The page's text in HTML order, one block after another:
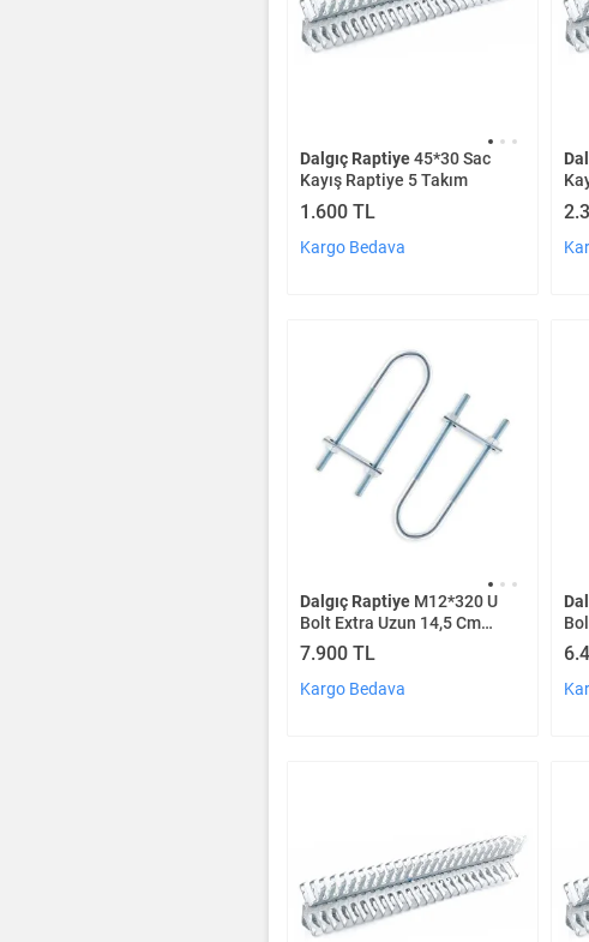
Dalgıç Raptiye45*30 Sac
Kayış Raptiye 5 Takım
1.600 TL
Kargo Bedava
Dalgıç Raptiye M12*320 U
Bolt Extra Uzun 14,5 Cm
Takım 100 Adet
7.900 TL
Kargo Bedava